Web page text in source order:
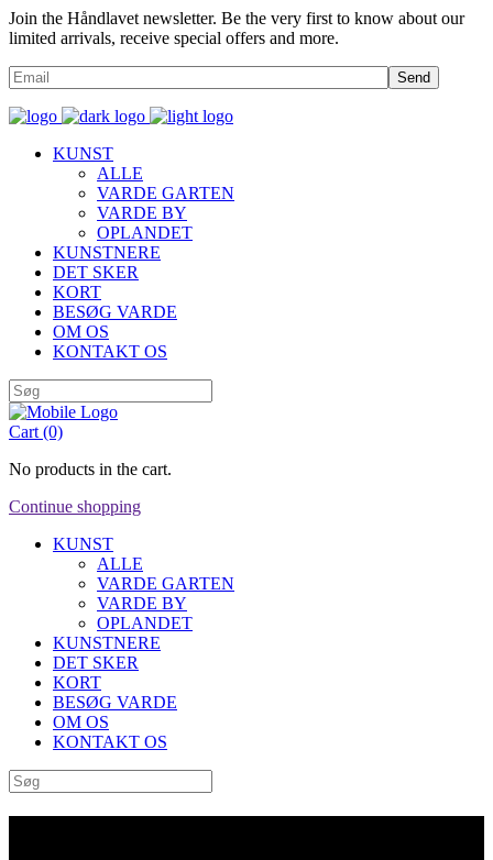
Join the Håndlavet newsletter. Be the very first to know about our
limited arrivals, receive special offers and more.
Send
KUNST
ALLE
VARDE GARTEN
VARDE BY
OPLANDET
KUNSTNERE
DET SKER
KORT
BESØG VARDE
OM OS
KONTAKT OS
Cart (0)
No products in the cart.
Continue shopping
KUNST
ALLE
VARDE GARTEN
VARDE BY
OPLANDET
KUNSTNERE
DET SKER
KORT
BESØG VARDE
OM OS
KONTAKT OS